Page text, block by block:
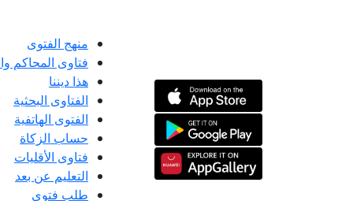
منهج الفتوى
فتاوى المحاكم
هذا ديننا
الفتاوى البحثية
الفتوى الهاتفية
حساب الزكاة
فتاوى الأقليات
التعليم عن بعد
طلب فتوى